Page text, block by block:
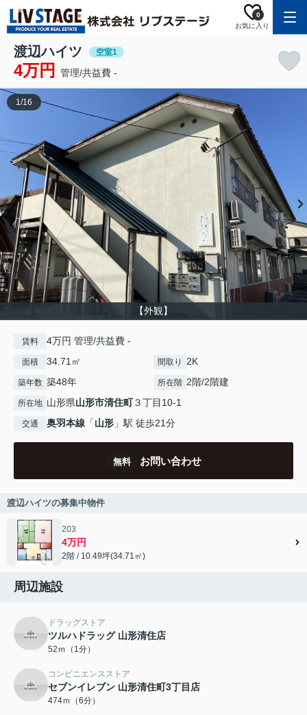
お気に入り
0
渡辺ハイツ 空室1
4万円 管理/共益費 -
【外観】
1/16
賃料 4万円 管理/共益費 -
面積 34.71㎡ 間取り 2K
築年数 築48年 所在階 2階/2階建
所在地 山形県山形市清住町３丁目10-1
交通 奥羽本線 「山形 」駅 徒歩21分
無料 お問い合わせ
渡辺ハイツの募集中物件
203
4万円
2階 / 10.49坪(34.71㎡)
周辺施設
ドラッグストア
ツルハドラッグ 山形清住店
52ｍ（1分）
コンビニエンスストア
セブンイレブン 山形清住町3丁目店
474ｍ（6分）